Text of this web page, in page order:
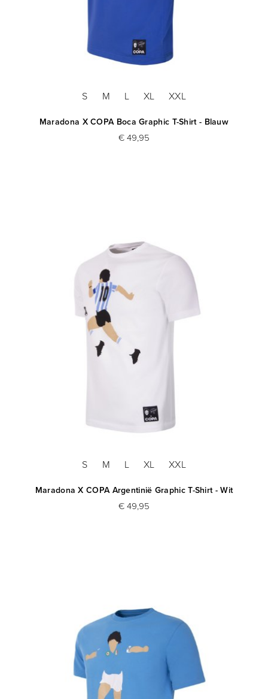
S M L XL XXL
Maradona X COPA Boca Graphic T-Shirt - Blauw
€ 49,95
S M L XL XXL
Maradona X COPA Argentinië Graphic T-Shirt - Wit
€ 49,95